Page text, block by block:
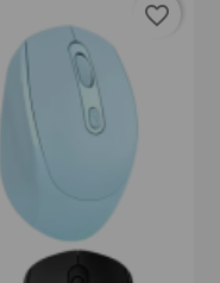
favorite_border